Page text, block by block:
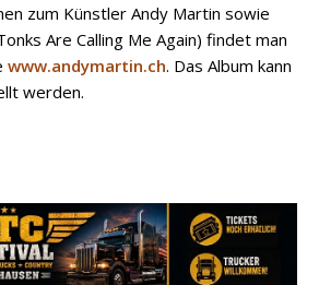
zum Künstler Andy Martin sowie
Are Calling Me Again) findet man
www.andymartin.ch. Das Album kann
werden.